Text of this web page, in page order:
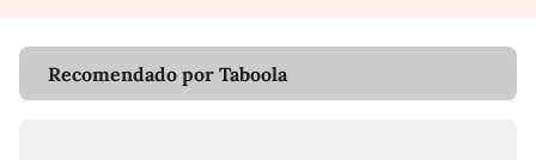
Recomendado por Taboola